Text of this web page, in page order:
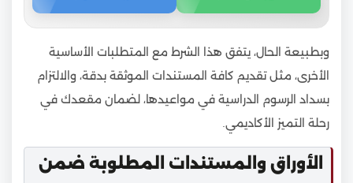
وبطبيعة الحال، يتفق هذا الشرط مع المتطلبات الأساسية
الأخرى، مثل تقديم كافة المستندات الموثقة بدقة، والالتزام
بسداد الرسوم الدراسية في مواعيدها، لضمان مقعدك في
رحلة التميز الأكاديمي.
الأوراق والمستندات المطلوبة ضمن